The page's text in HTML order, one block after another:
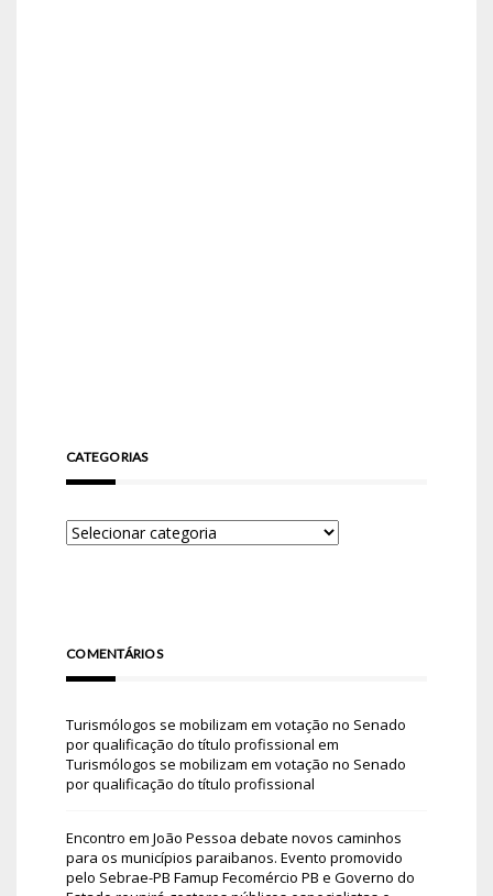
CATEGORIAS
COMENTÁRIOS
Turismólogos se mobilizam em votação no Senado
por qualificação do título profissional em
Turismólogos se mobilizam em votação no Senado
por qualificação do título profissional
Encontro em João Pessoa debate novos caminhos
para os municípios paraibanos. Evento promovido
pelo Sebrae-PB Famup Fecomércio PB e Governo do